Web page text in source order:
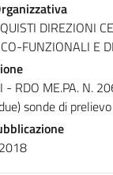
DIREZIONI
FUNZIONALI E
- RDO ME.PA. N.
sonde di